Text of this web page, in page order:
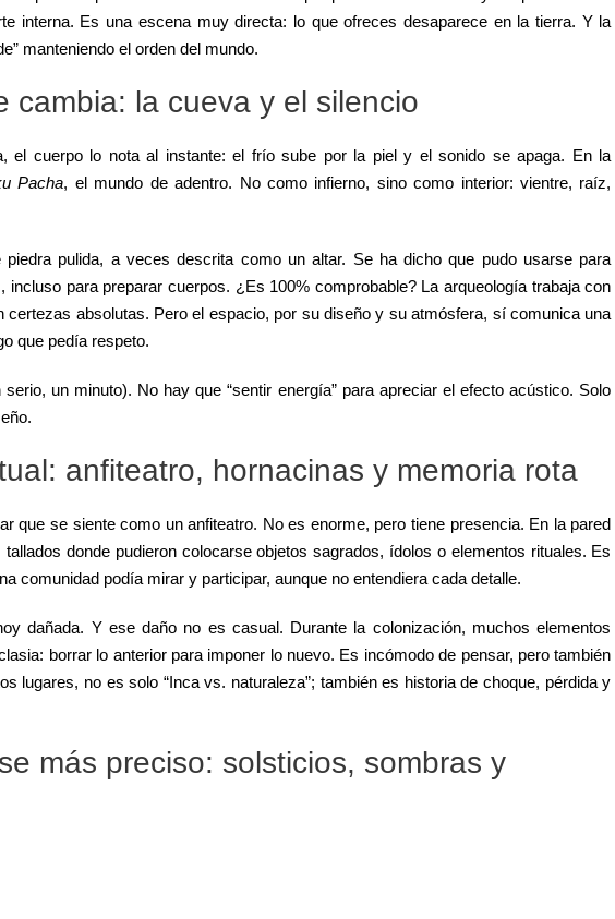
interna. Es una escena muy directa: lo que ofreces desaparece en la tierra. Y la
manteniendo el orden del mundo.
cambia: la cueva y el silencio
el cuerpo lo nota al instante: el frío sube por la piel y el sonido se apaga. En la
Pacha, el mundo de adentro. No como infierno, sino como interior: vientre, raíz,
pulida, a veces descrita como un altar. Se ha dicho que pudo usarse para
para preparar cuerpos. ¿Es 100% comprobable? La arqueología trabaja con
absolutas. Pero el espacio, por su diseño y su atmósfera, sí comunica una
que pedía respeto.
un minuto). No hay que “sentir energía” para apreciar el efecto acústico. Solo
anfiteatro, hornacinas y memoria rota
que se siente como un anfiteatro. No es enorme, pero tiene presencia. En la pared
donde pudieron colocarse objetos sagrados, ídolos o elementos rituales. Es
comunidad podía mirar y participar, aunque no entendiera cada detalle.
dañada. Y ese daño no es casual. Durante la colonización, muchos elementos
borrar lo anterior para imponer lo nuevo. Es incómodo de pensar, pero también
lugares, no es solo “Inca vs. naturaleza”; también es historia de choque, pérdida y
más preciso: solsticios, sombras y